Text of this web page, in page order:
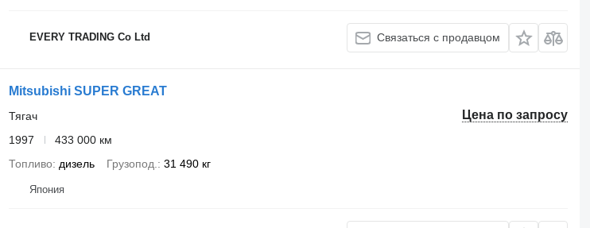
EVERY TRADING Co Ltd Связаться с продавцом
Mitsubishi SUPER GREAT
Цена по запросу
Тягач
1997
433 000 км
Топливо
дизель Грузопод. 31 490 кг
Япония